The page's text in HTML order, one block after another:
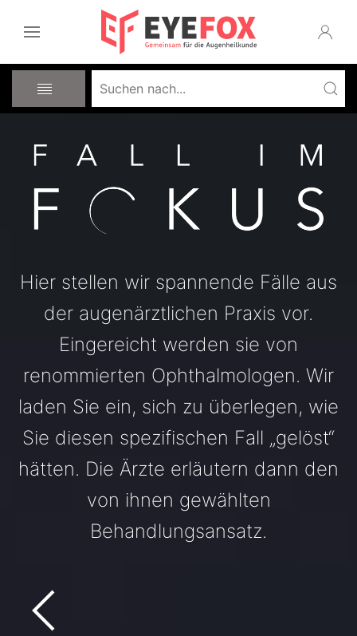
Hier stellen wir spannende Fälle aus
der augenärztlichen Praxis vor.
Eingereicht werden sie von
renommierten Ophthalmologen. Wir
laden Sie ein, sich zu überlegen, wie
Sie diesen spezifischen Fall „gelöst“
hätten. Die Ärzte erläutern dann den
von ihnen gewählten
Behandlungsansatz.